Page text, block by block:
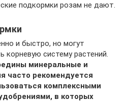
подкормки розам не дают.
и быстро, но могут
корневую систему растений.
минеральные и
часто рекомендуется
комплексными
в которых